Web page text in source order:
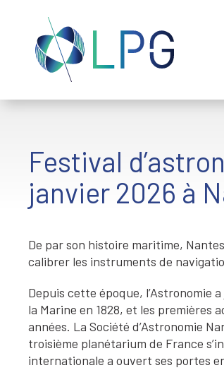
Festival
janvier 2026 à
De par son histoire maritime,
calibrer les instruments de
Depuis cette époque, l’Astronomie
la Marine en 1828, et les premières
années. La Société d’Astronomie
troisième planétarium de France
internationale a ouvert ses portes